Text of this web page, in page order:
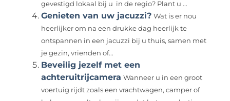
gevestigd lokaal bij u in de regio? Plant u ...
Genieten van uw jacuzzi? Wat is er nou
heerlijker om na een drukke dag heerlijk te
ontspannen in een jacuzzi bij u thuis, samen met
je gezin, vrienden of...
Beveilig jezelf met een
achteruitrijcamera Wanneer u in een groot
voertuig rijdt zoals een vrachtwagen, camper of